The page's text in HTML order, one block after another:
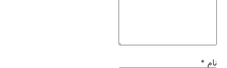
نام *